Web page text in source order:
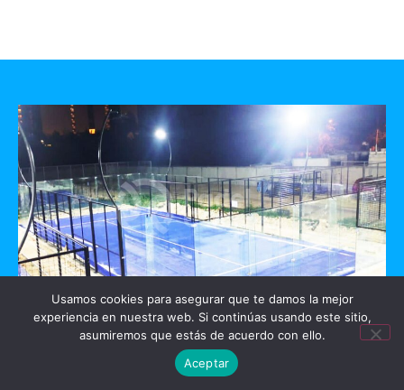
GO PADEL
Usamos cookies para asegurar que te damos la mejor
experiencia en nuestra web. Si continúas usando este sitio,
asumiremos que estás de acuerdo con ello.
Aceptar